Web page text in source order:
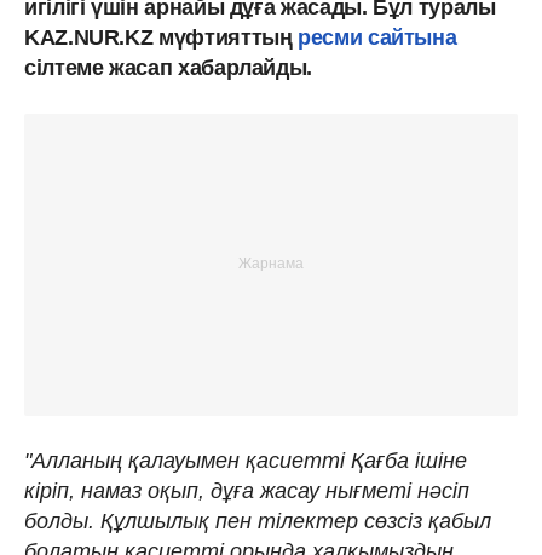
игілігі үшін арнайы дұға жасады. Бұл туралы
KAZ.NUR.KZ мүфтияттың ресми сайтына
сілтеме жасап хабарлайды.
"Алланың қалауымен қасиетті Қағба ішіне
кіріп, намаз оқып, дұға жасау нығметі нәсіп
болды. Құлшылық пен тілектер сөзсіз қабыл